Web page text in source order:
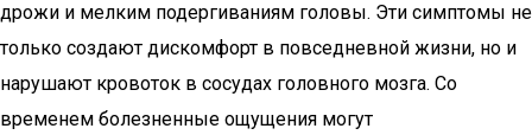
дрожи и мелким подергиваниям головы. Эти симптомы не
только создают дискомфорт в повседневной жизни, но и
нарушают кровоток в сосудах головного мозга. Со
временем болезненные ощущения могут